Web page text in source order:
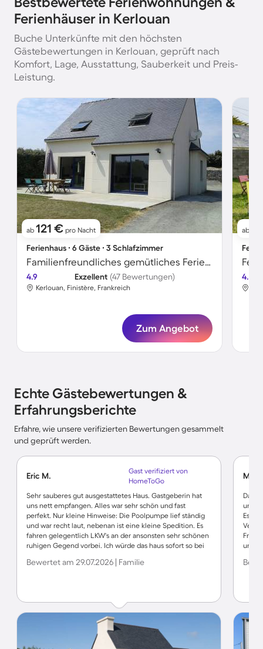
Ferienhäuser in Kerlouan
Buche Unterkünfte mit den höchsten
Gästebewertungen in Kerlouan, geprüft nach
Komfort, Lage, Ausstattung, Sauberkeit und Preis-
Leistung.
ab 121 € pro Nacht
Ferienhaus ∙ 6 Gäste ∙ 3 Schlafzimmer
Familienfreundliches gemütliches Ferienhaus mit Garten, Terrasse und Grill | Nah am Strand | Haustierfreundlich
4.9 Exzellent (47 Bewertungen)
Kerlouan, Finistère, Frankreich
Zum Angebot
ab
4.7
Echte Gästebewertungen &
Erfahrungsberichte
Erfahre, wie unsere verifizierten Bewertungen gesammelt
und geprüft werden.
Eric M.
Gast verifiziert von
HomeToGo
Sehr sauberes gut ausgestattetes Haus. Gastgeberin hat
uns nett empfangen. Alles war sehr schön und fast
perfekt. Nur kleine Hinweise: Die Poolpumpe lief ständig
und war recht laut, nebenan ist eine kleine Spedition. Es
fahren gelegentlich LKW's an der ansonsten sehr schönen
ruhigen Gegend vorbei. Ich würde das haus sofort so bei
Bewertet am 29.07.2026 | Familie
Das
und
Es